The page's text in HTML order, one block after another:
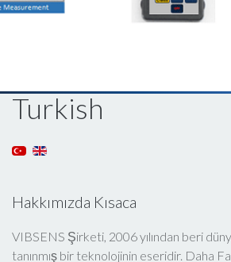
Turkish
Hakkımızda Kısaca
VIBSENS Şirketi, 2006 yılından beri
tanınmış bir teknolojinin eseridir. Daha